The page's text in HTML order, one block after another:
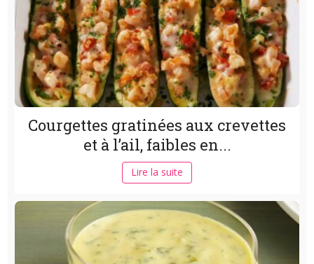
Courgettes gratinées aux crevettes
et à l’ail, faibles en...
Lire la suite